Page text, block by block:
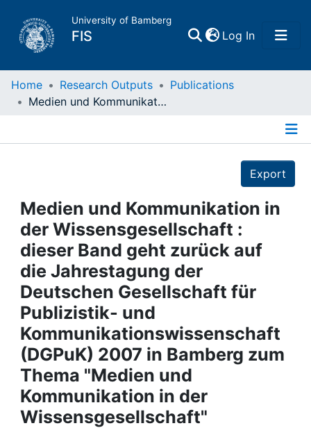
University of Bamberg
FIS Log In(current)
Home
Projects
People
Institutions
Awards
My FIS
Help
Home Research Outputs
Publications
Medien und Kommunikation in der Wissensgesellschaft : dieser Band geht zurück auf die Jahrestagung der Deutschen Gesellschaft für Publizistik- und Kommunikationswissenschaft (DGPuK) 2007 in Bamberg zum Thema "Medien und Kommunikation in der Wissensgesellschaft"
Export
Medien und Kommunikation in
der Wissensgesellschaft :
dieser Band geht zurück auf
die Jahrestagung der
Deutschen Gesellschaft für
Publizistik- und
Kommunikationswissenschaft
(DGPuK) 2007 in Bamberg zum
Thema "Medien und
Kommunikation in der
Wissensgesellschaft"